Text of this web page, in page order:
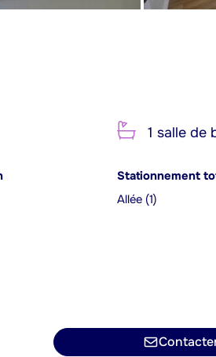
1 salle de
Stationnement
Allée (1)